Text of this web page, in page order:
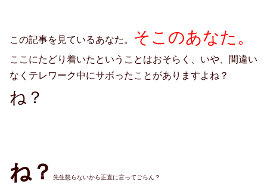
この記事を見ているあなた。 そこのあなた。
ここにたどり着いたということはおそらく、いや、間違い
なくテレワーク中にサボったことがありますよね？
ね？
ね？ 先生怒らないから正直に言ってごらん？